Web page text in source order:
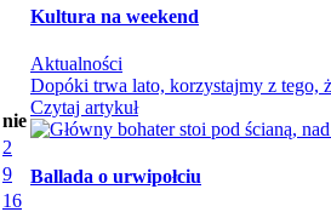
nie
2
9
16
Kultura na weekend
Aktualności
Dopóki trwa lato, korzystajmy z tego,
Czytaj artykuł
Ballada o urwipołciu